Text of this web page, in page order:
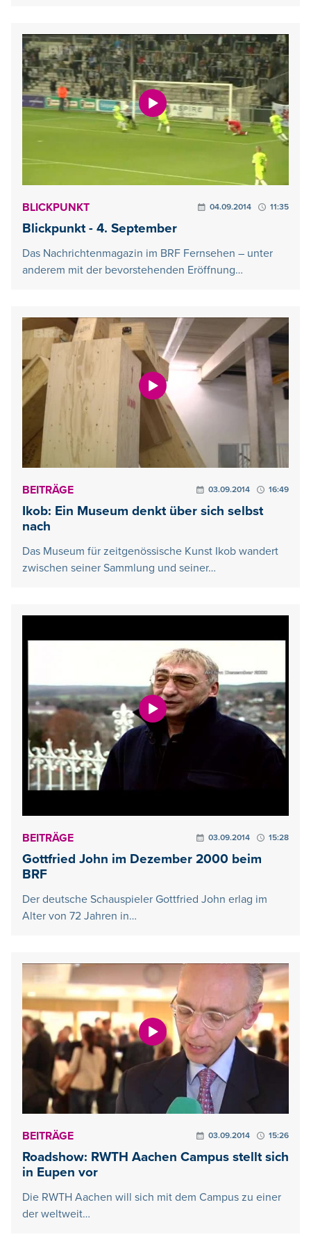
BLICKPUNKT 04.09.2014 11:35
Blickpunkt - 4. September
Das Nachrichtenmagazin im BRF Fernsehen – unter
anderem mit der bevorstehenden Eröffnung…
BEITRÄGE 03.09.2014 16:49
Ikob: Ein Museum denkt über sich selbst
nach
Das Museum für zeitgenössische Kunst Ikob wandert
zwischen seiner Sammlung und seiner…
BEITRÄGE 03.09.2014 15:28
Gottfried John im Dezember 2000 beim
BRF
Der deutsche Schauspieler Gottfried John erlag im
Alter von 72 Jahren in…
BEITRÄGE 03.09.2014 15:26
Roadshow: RWTH Aachen Campus stellt sich
in Eupen vor
Die RWTH Aachen will sich mit dem Campus zu einer
der weltweit…